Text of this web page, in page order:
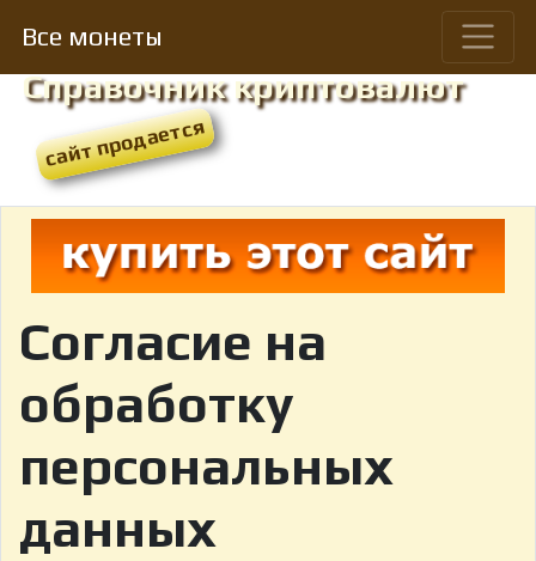
Все монеты
Справочник криптовалют
Cогласие на
обработку
персональных
данных